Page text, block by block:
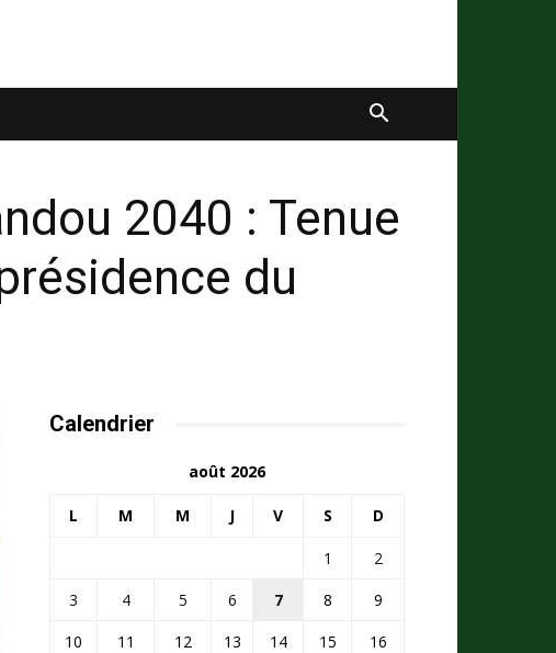
2040 : Tenue
du
Calendrier
août 2026
L M M J V S D
1
2
3
4 5 6 7 8
9
10
11 12 13 14 15
16